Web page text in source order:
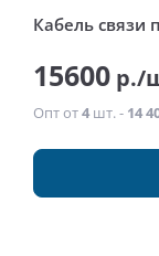
Кабель связи
15600 р./
Опт от4 шт. - 14